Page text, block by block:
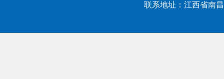
联系地址：江西省南